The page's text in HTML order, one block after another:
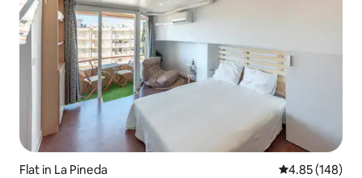
Flat in La Pineda 4.85 out of 5
4.85 (148)